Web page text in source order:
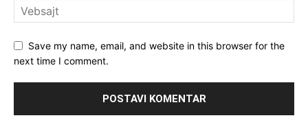
Save my name, email, and website in this browser for the
next time I comment.